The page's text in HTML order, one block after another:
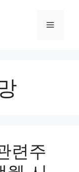
메
련주